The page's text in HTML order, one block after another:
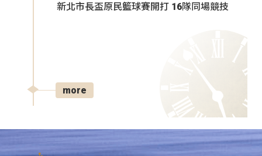
新北市長盃原民籃球賽開打 16隊同場競技
more